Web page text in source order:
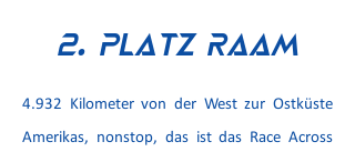
2. Platz RAAM
4.932 Kilometer von der West zur Ostküste
Amerikas, nonstop, das ist das Race Across